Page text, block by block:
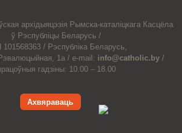
архiдыяцэзiя Рымска-каталіцкага Касцёла
ў Рэспубліцы Беларусь /
/ Рэспубліка Беларусь,
1а / e-mail: info@catholic.by /
гадзіны: 10.00 – 18.00
Ахвяраваць